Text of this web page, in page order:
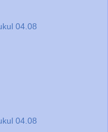
04.08
04.08